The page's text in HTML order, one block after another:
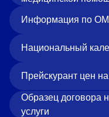
Информация по
Национальный
Прейскурант цен
Образец договора
услуги